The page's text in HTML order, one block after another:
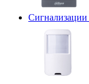
Сигнализации